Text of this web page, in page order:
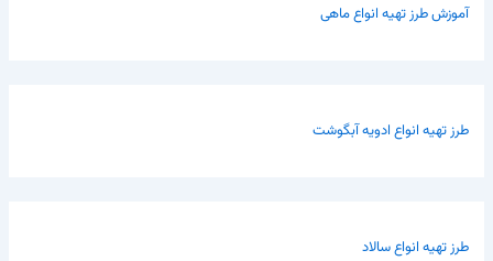
آموزش طرز تهیه انواع ماهی
طرز تهیه انواع ادویه آبگوشت
طرز تهیه انواع سالاد